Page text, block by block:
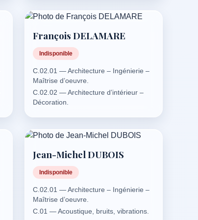
François DELAMARE
Indisponible
C.02.01 — Architecture – Ingénierie –
Maîtrise d’oeuvre.
C.02.02 — Architecture d’intérieur –
Décoration.
C.02.02 — Architecture d’intérieur –
Jean-Michel DUBOIS
Indisponible
C.02.01 — Architecture – Ingénierie –
Maîtrise d’oeuvre.
C.01 — Acoustique, bruits, vibrations.